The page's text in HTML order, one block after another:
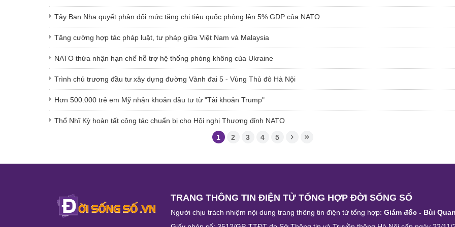
Tây Ban Nha quyết phản đối mức tăng chi tiêu quốc phòng lên 5% GDP của NATO
Tăng cường hợp tác pháp luật, tư pháp giữa Việt Nam và Malaysia
NATO thừa nhận hạn chế hỗ trợ hệ thống phòng không của Ukraine
Trình chủ trương đầu tư xây dựng đường Vành đai 5 - Vùng Thủ đô Hà Nội
Hơn 500.000 trẻ em Mỹ nhận khoản đầu tư từ "Tài khoản Trump"
Thổ Nhĩ Kỳ hoàn tất công tác chuẩn bị cho Hội nghị Thượng đỉnh NATO
1 2 3 4 5
TRANG THÔNG TIN ĐIỆN TỬ TỔNG HỢP ĐỜI SỐNG SỐ
Người chịu trách nhiệm nội dung trang thông tin điện tử tổng hợp: Giám đốc - Bùi